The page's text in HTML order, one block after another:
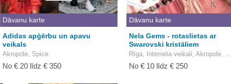
Dāvanu karte
Adidas apģērbu un apavu
veikals
Akropole, Spice
No € 20 līdz € 350
Dāvanu karte
Nela Gems - rotaslietas ar
Swarovski kristāliem
Rīga, Interneta veikali, Akropole, ...
No € 10 līdz € 250